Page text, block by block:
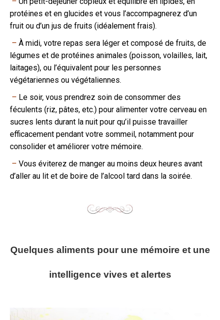
protéines et en glucides et vous l’accompagnerez d’un
fruit ou d’un jus de fruits (idéalement frais).
– À midi, votre repas sera léger et composé de fruits, de
légumes et de protéines animales (poisson, volailles, lait,
laitages), ou l’équivalent pour les personnes
végétariennes ou végétaliennes.
– Le soir, vous prendrez soin de consommer des
féculents (riz, pâtes, etc.) pour alimenter votre cerveau en
sucres lents durant la nuit pour qu’il puisse travailler
efficacement pendant votre sommeil, notamment pour
consolider et améliorer votre mémoire.
– Vous éviterez de manger au moins deux heures avant
d’aller au lit et de boire de l’alcool tard dans la soirée.
Quelques aliments pour une mémoire et une
intelligence vives et alertes